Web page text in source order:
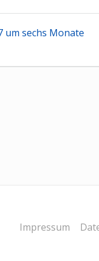
um sechs Monate
Impressum